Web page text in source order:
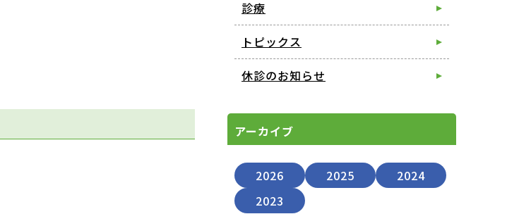
診療
トピックス
休診のお知らせ
アーカイブ
2026 2025
2024
2023